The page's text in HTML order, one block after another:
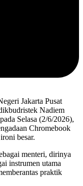
Jakarta Pusat
Nadiem
Selasa (2/6/2026),
Chromebook
besar.
menteri, dirinya
instrumen utama
praktik